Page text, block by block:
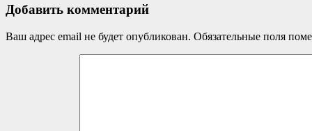
Добавить комментарий
Ваш адрес email не будет опубликован. Обязательные поля